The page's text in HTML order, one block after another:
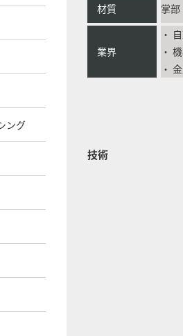
材質 掌
業界
・
・
・
技術
ング